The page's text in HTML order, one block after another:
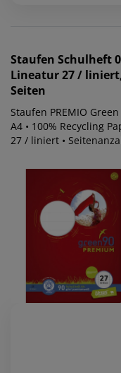
Staufen Schulheft
Lineatur 27 /
Seiten
Staufen PREMIO
A4 • 100% Recycling
27 / liniert •